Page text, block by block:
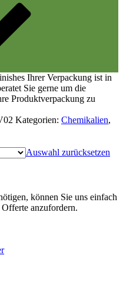
Ihrer Verpackung ist in
Sie gerne um die
Produktverpackung zu
Kategorien: Chemikalien,
Auswahl zurücksetzen
können Sie uns einfach
anzufordern.